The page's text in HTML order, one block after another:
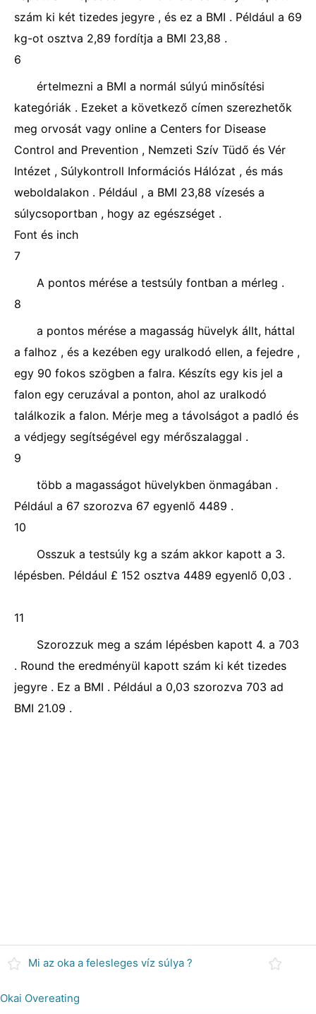
szám ki két tizedes jegyre , és ez a BMI . Például a 69
kg-ot osztva 2,89 fordítja a BMI 23,88 .
6
értelmezni a BMI a normál súlyú minősítési
kategóriák . Ezeket a következő címen szerezhetők
meg orvosát vagy online a Centers for Disease
Control and Prevention , Nemzeti Szív Tüdő és Vér
Intézet , Súlykontroll Információs Hálózat , és más
weboldalakon . Például , a BMI 23,88 vízesés a
súlycsoportban , hogy az egészséget .
Font és inch
7
A pontos mérése a testsúly fontban a mérleg .
8
a pontos mérése a magasság hüvelyk állt, háttal
a falhoz , és a kezében egy uralkodó ellen, a fejedre ,
egy 90 fokos szögben a falra. Készíts egy kis jel a
falon egy ceruzával a ponton, ahol az uralkodó
találkozik a falon. Mérje meg a távolságot a padló és
a védjegy segítségével egy mérőszalaggal .
9
több a magasságot hüvelykben önmagában .
Például a 67 szorozva 67 egyenlő 4489 .
10
Osszuk a testsúly kg a szám akkor kapott a 3.
lépésben. Például £ 152 osztva 4489 egyenlő 0,03 .
11
Szorozzuk meg a szám lépésben kapott 4. a 703
. Round the eredményül kapott szám ki két tizedes
jegyre . Ez a BMI . Például a 0,03 szorozva 703 ad
BMI 21.09 .
Mi az oka a felesleges víz súlya ?
Okai Overeating